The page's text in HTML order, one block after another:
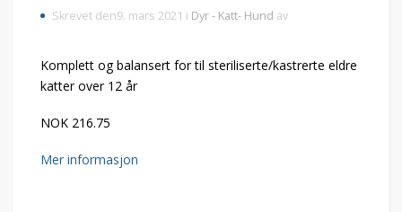
Skrevet den9. mars 2021 i Dyr - Katt- Hund av
Komplett og balansert for til steriliserte/kastrerte eldre
katter over 12 år
NOK 216.75
Mer informasjon